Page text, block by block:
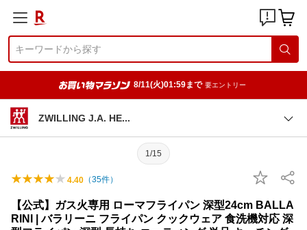
8/11(火)01:59まで 要エントリー
ZWILLING J.A. HE
1/15
4.40 （35件）
【公式】ガス火専用 ローマフライパン 深型24cm BALLA
RINI | バラリーニ フライパン クックウェア 食洗機対応 深